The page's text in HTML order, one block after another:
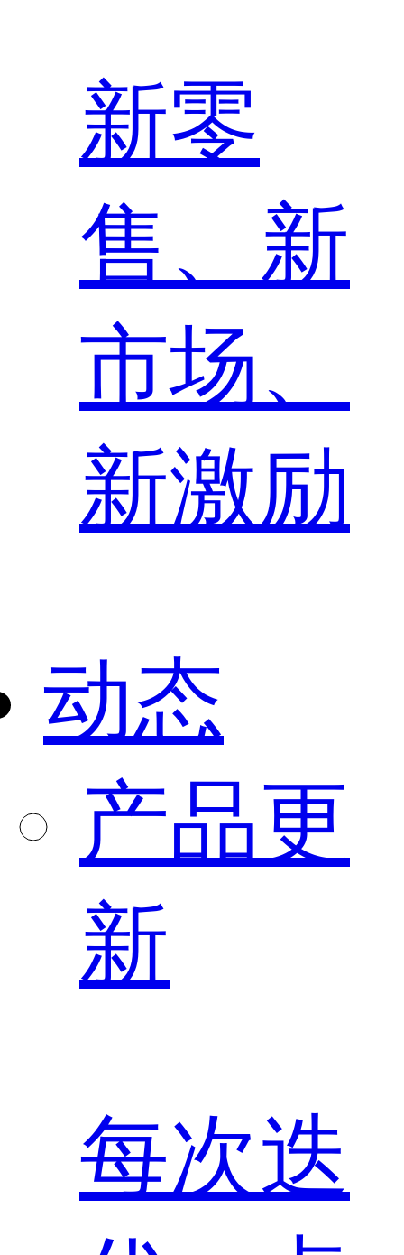
新零
售、新
市场、
新激励
动态
产品更
新
每次迭